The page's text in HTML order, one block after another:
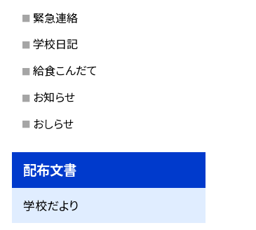
緊急連絡
学校日記
給食こんだて
お知らせ
おしらせ
配布文書
学校だより